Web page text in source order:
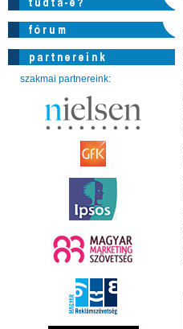
szakmai partnereink: